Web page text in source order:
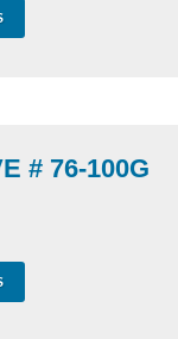
# 76-100G